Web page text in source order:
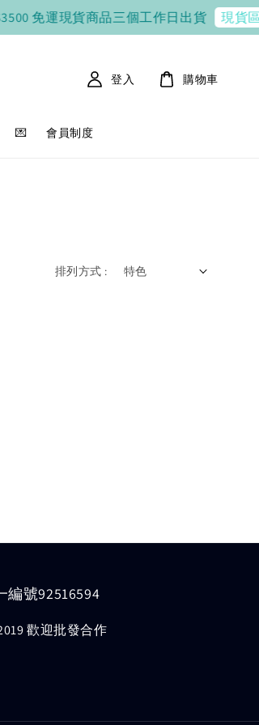
免運現貨商品三個工作日出貨 現貨區
💌 會員制度
登入 購物車
排列方式 :
編號92516594
歡迎批發合作